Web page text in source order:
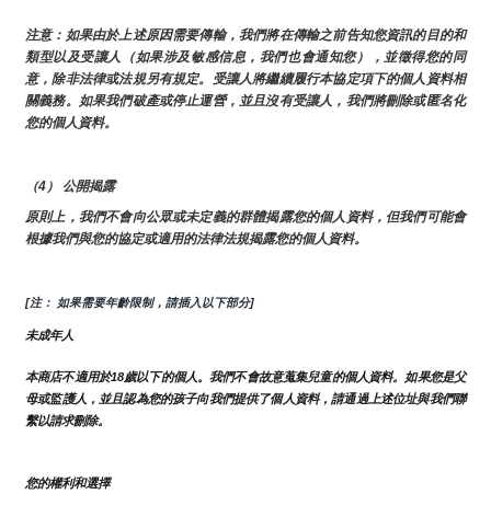
注意：如果由於上述原因需要傳輸，我們將在傳輸之前告知您資訊的目的和
類型以及受讓人（如果涉及敏感信息，我們也會通知您），並徵得您的同
意，除非法律或法規另有規定。受讓人將繼續履行本協定項下的個人資料相
關義務。如果我們破產或停止運營，並且沒有受讓人，我們將刪除或匿名化
您的個人資料。
（4） 公開揭露
原則上，我們不會向公眾或未定義的群體揭露您的個人資料，但我們可能會
根據我們與您的協定或適用的法律法規揭露您的個人資料。
[注： 如果需要年齡限制，請插入以下部分]
未成年人
本商店不適用於18歲以下的個人。我們不會故意蒐集兒童的個人資料。如果您是父
母或監護人，並且認為您的孩子向我們提供了個人資料，請通過上述位址與我們聯
繫以請求刪除。
您的權利和選擇